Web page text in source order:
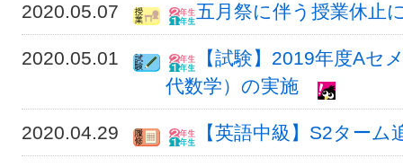
2020.05.07 五月祭に伴う授業休止
2020.05.01
【試験】2019年度Aセ
代数学）の実施
2020.04.29 【英語中級】S2ター